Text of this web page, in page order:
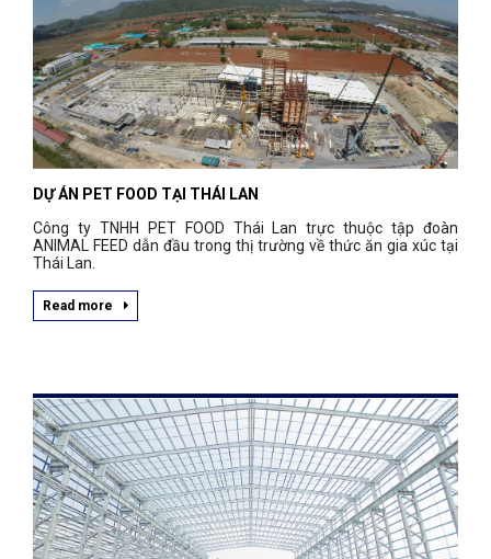
DỰ ÁN PET FOOD TẠI THÁI LAN
Công ty TNHH PET FOOD Thái Lan trực thuộc tập đoàn
ANIMAL FEED dẫn đầu trong thị trường về thức ăn gia xúc tại
Thái Lan.
Read more